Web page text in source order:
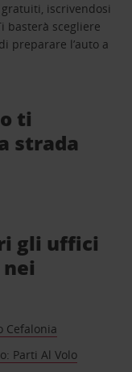
iscrivendosi
basterà scegliere
preparare l’auto a
ti
strada
gli uffici
Cefalonia
Parti Al Volo